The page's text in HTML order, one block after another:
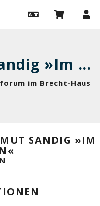
Ulrike Almut Sandig »Im Orkan«
im Brecht-Haus
SANDIG »IM